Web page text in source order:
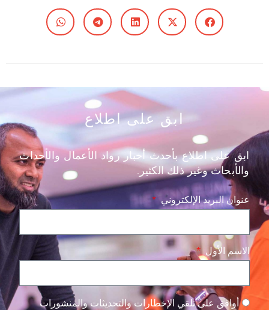
ابق على اطلاع
ابق على اطلاع بأحدث أخبار رواد الأعمال والأحداث
والأبحاث وغير ذلك الكثير.
عنوان البريد الإلكتروني
الاسم الأول
أوافق على تلقي الإخطارات والتحديثات والمنشورات